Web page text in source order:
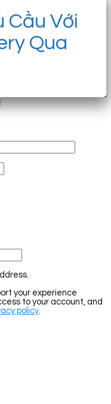
Cầu Với
Qua
your experience
to your account, and
policy